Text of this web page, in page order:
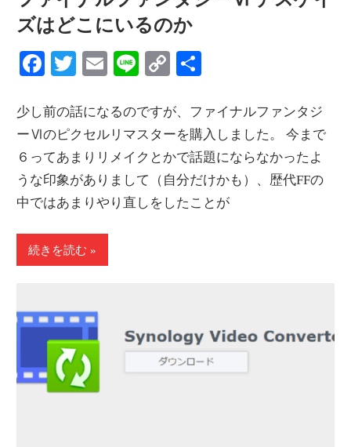
ズはどこにいるのか
Facebook
Twitter
EmailLineCopy
少し前の話になるのですが、ファイナルファンタジ
ーⅥのピクセルリマスターを購入しました。 今まで
６ってあまりリメイクとかで話題にならなかったよ
うな印象がありまして（自分だけかも）、歴代FFの
中ではあまりやり直しをしたことが
続きを読む